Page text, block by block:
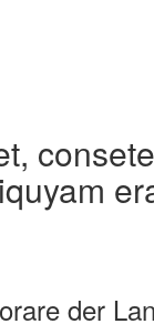
der